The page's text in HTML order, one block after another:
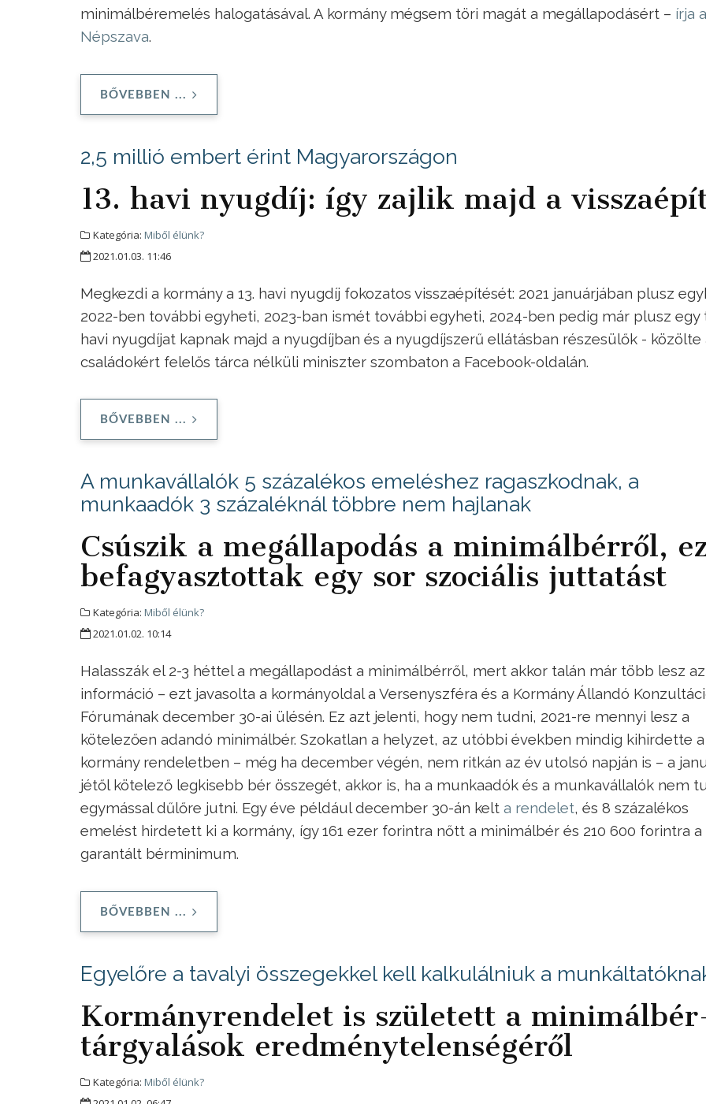
minimálbéremelés halogatásával. A kormány mégsem töri magát a megállapodásért – írja a
Népszava.
BŐVEBBEN ...
2,5 millió embert érint Magyarországon
13. havi nyugdíj: így zajlik majd a
Kategória: Miből élünk?
2021.01.03. 11:46
Megkezdi a kormány a 13. havi nyugdíj fokozatos visszaépítését: 2021 januárjában plusz
2022-ben további egyheti, 2023-ban ismét további egyheti, 2024-ben pedig már plusz egy
havi nyugdíjat kapnak majd a nyugdíjban és a nyugdíjszerű ellátásban részesülők - közölte
családokért felelős tárca nélküli miniszter szombaton a Facebook-oldalán.
BŐVEBBEN ...
A munkavállalók 5 százalékos emeléshez ragaszkodnak, a
munkaadók 3 százaléknál többre nem hajlanak
Csúszik a megállapodás a minimálbérről,
befagyasztottak egy sor szociális juttatást
Kategória: Miből élünk?
2021.01.02. 10:14
Halasszák el 2-3 héttel a megállapodást a minimálbérről, mert akkor talán már több lesz az
információ – ezt javasolta a kormányoldal a Versenyszféra és a Kormány Állandó
Fórumának december 30-ai ülésén. Ez azt jelenti, hogy nem tudni, 2021-re mennyi lesz a
kötelezően adandó minimálbér. Szokatlan a helyzet, az utóbbi években mindig kihirdette a
kormány rendeletben – még ha december végén, nem ritkán az év utolsó napján is – a
jétől kötelező legkisebb bér összegét, akkor is, ha a munkaadók és a munkavállalók nem
egymással dűlőre jutni. Egy éve például december 30-án kelt a rendelet, és 8 százalékos
emelést hirdetett ki a kormány, így 161 ezer forintra nőtt a minimálbér és 210 600 forintra a
garantált bérminimum.
BŐVEBBEN ...
Egyelőre a tavalyi összegekkel kell kalkulálniuk a
Kormányrendelet is született a
tárgyalások eredménytelenségéről
Kategória: Miből élünk?